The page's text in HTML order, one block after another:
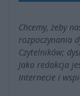
Chcemy, żeby
rozpoczynania
Czytelników;
Jako redakcja
Internecie i